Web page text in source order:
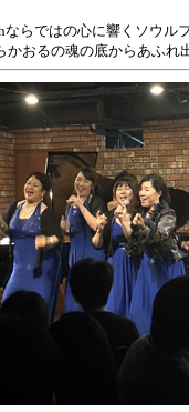
ならではの心に響くソウル
かおるの魂の底からあふれ